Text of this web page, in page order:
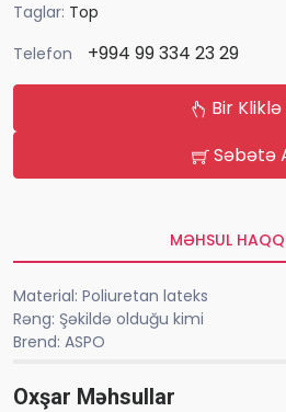
Taglar: Top
Telefon
+994 99 334 23 29
Bir Kliklə
Səbətə
MƏHSUL
Material: Poliuretan lateks
Rəng: Şəkildə olduğu kimi
Brend: ASPO
Oxşar Məhsullar